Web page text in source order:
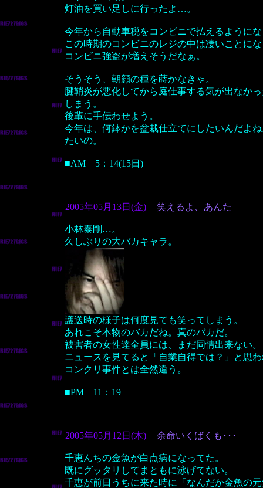
灯油を買い足しに行ったよ…。
今年から自動車税をコンビニで払えるように
この時期のコンビニのレジの中は凄いことに
コンビニ強盗が増えそうだなぁ。
そうそう、朝顔の種を蒔かなきゃ。
腱鞘炎が悪化してから庭仕事する気が出なか
しまう。
後輩に手伝わせよう。
今年は、何鉢かを盆栽仕立てにしたいんだよ
たいの。
■AM 5：14(15日)
2005年05月13日(金) 笑えるよ、あんた
小林泰剛…。
久しぶりの大バカキャラ。
護送時の様子は何度見ても笑ってしまう。
あれこそ本物のバカだね。真のバカだ。
被害者の女性達全員には、まだ同情出来ない。
ニュースを見てると「自業自得では？」と思
コンクリ事件とは全然違う。
■PM 11：19
2005年05月12日(木) 余命いくばくも･･･
千恵んちの金魚が白点病になってた。
既にグッタリしてまともに泳げてない。
千恵が前日うちに来た時に「なんだか金魚の